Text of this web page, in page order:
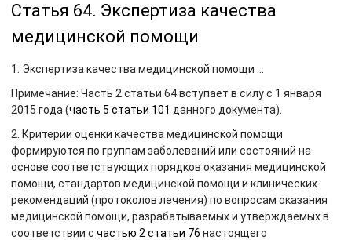
Статья 64. Экспертиза качества
медицинской помощи
1. Экспертиза качества медицинской помощи …
Примечание: Часть 2 статьи 64 вступает в силу с 1 января
2015 года (часть 5 статьи 101 данного документа).
2. Критерии оценки качества медицинской помощи
формируются по группам заболеваний или состояний на
основе соответствующих порядков оказания медицинской
помощи, стандартов медицинской помощи и клинических
рекомендаций (протоколов лечения) по вопросам оказания
медицинской помощи, разрабатываемых и утверждаемых в
соответствии с частью 2 статьи 76 настоящего